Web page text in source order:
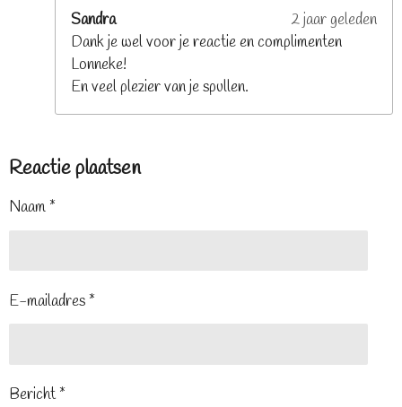
Sandra
2 jaar geleden
Dank je wel voor je reactie en complimenten
Lonneke!
En veel plezier van je spullen.
Reactie plaatsen
Naam *
E-mailadres *
Bericht *